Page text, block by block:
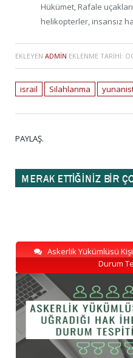
Hükümet, Rafale
helikopterler, insansız
EKLEYEN ADMIN EKLENME TARIHI:
israil Silahlanma
PAYLAŞ.
Askerlik Yükümlüsü
Durum